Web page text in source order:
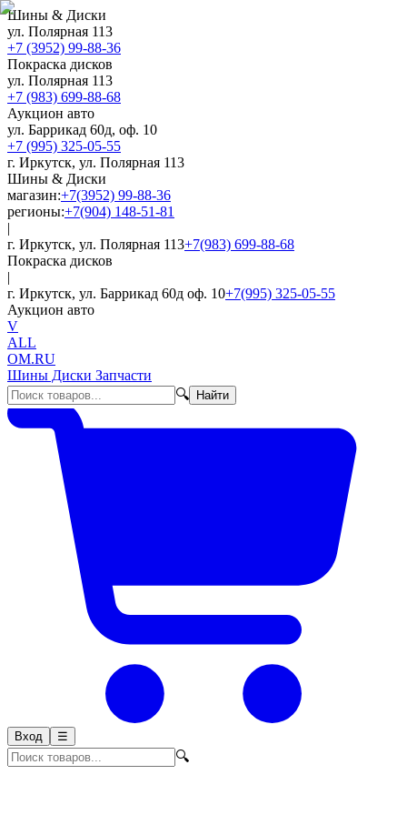
Шины & Диски
ул. Полярная 113
+7 (3952) 99-88-36
Покраска дисков
ул. Полярная 113
+7 (983) 699-88-68
Аукцион авто
ул. Баррикад 60д, оф. 10
+7 (995) 325-05-55
г. Иркутск, ул. Полярная 113
Шины & Диски
магазин:+7(3952) 99-88-36
регионы:+7(904) 148-51-81
|
г. Иркутск, ул. Полярная 113+7(983) 699-88-68
Покраска дисков
|
г. Иркутск, ул. Баррикад 60д оф. 10+7(995) 325-05-55
Аукцион авто
V
ALL
OM.RU
Шины Диски Запчасти
🔍
Найти
Вход ☰
🔍